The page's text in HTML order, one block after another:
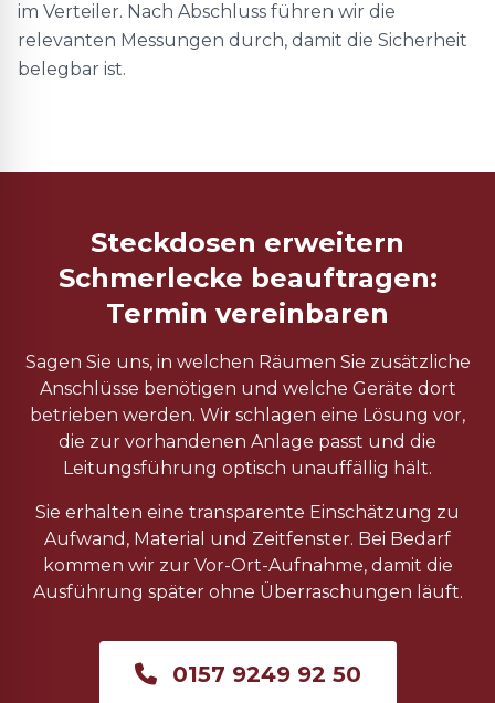
im Verteiler. Nach Abschluss führen wir die
relevanten Messungen durch, damit die Sicherheit
belegbar ist.
Steckdosen erweitern
Schmerlecke beauftragen:
Termin vereinbaren
Sagen Sie uns, in welchen Räumen Sie zusätzliche
Anschlüsse benötigen und welche Geräte dort
betrieben werden. Wir schlagen eine Lösung vor,
die zur vorhandenen Anlage passt und die
Leitungsführung optisch unauffällig hält.
Sie erhalten eine transparente Einschätzung zu
Aufwand, Material und Zeitfenster. Bei Bedarf
kommen wir zur Vor-Ort-Aufnahme, damit die
Ausführung später ohne Überraschungen läuft.
0157 9249 92 50